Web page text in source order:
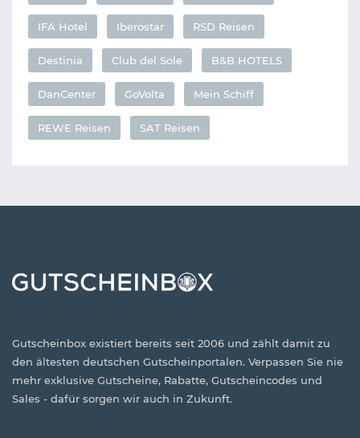
IFA Hotel Iberostar RSD Reisen
Destinia Club del Sole B&B HOTELS
DanCenter GoVolta Mein Schiff
REWE Reisen SAT Reisen
Gutscheinbox existiert bereits seit 2006 und zählt damit zu
den ältesten deutschen Gutscheinportalen. Verpassen Sie nie
mehr exklusive Gutscheine, Rabatte, Gutscheincodes und
Sales - dafür sorgen wir auch in Zukunft.